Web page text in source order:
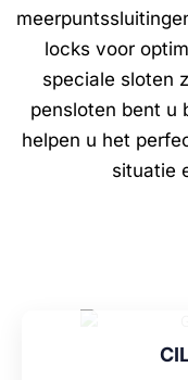
locks voor
speciale sloten
pensloten bent u
helpen u het
situatie